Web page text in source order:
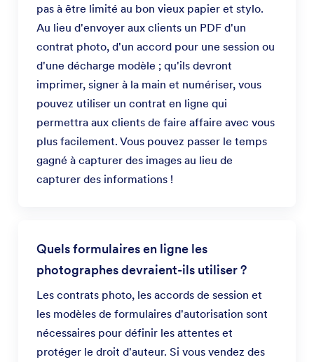
pas à être limité au bon vieux papier et stylo.
Au lieu d'envoyer aux clients un PDF d'un
contrat photo, d'un accord pour une session ou
d'une décharge modèle ; qu'ils devront
imprimer, signer à la main et numériser, vous
pouvez utiliser un contrat en ligne qui
permettra aux clients de faire affaire avec vous
plus facilement. Vous pouvez passer le temps
gagné à capturer des images au lieu de
capturer des informations !
Quels formulaires en ligne les
photographes devraient-ils utiliser ?
Les contrats photo, les accords de session et
les modèles de formulaires d'autorisation sont
nécessaires pour définir les attentes et
protéger le droit d'auteur. Si vous vendez des